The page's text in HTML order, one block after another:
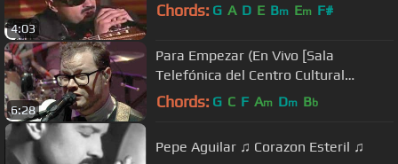
4:03
Chords: G A D E Bm Em F#
6:28
Para Empezar (En Vivo [Sala
Telefónica del Centro Cultural
Roberto Cantoral])
Chords: G C F Am Dm Bb
Pepe Aguilar ♫ Corazon Esteril ♫